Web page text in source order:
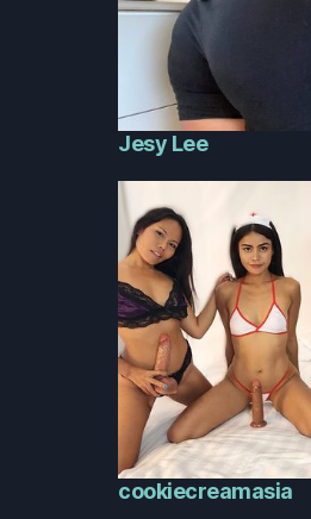
Jesy Lee
cookiecreamasia